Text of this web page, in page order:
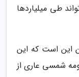
طی میلیاردها
این است که این
شمسی عاری از